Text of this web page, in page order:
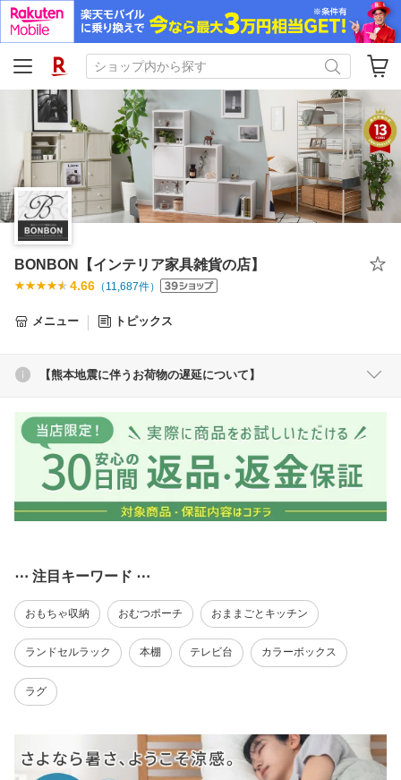
BONBON【インテリア家具雑貨の店】
4.66 （ 11,687件）
メニュー トピックス
【熊本地震に伴うお荷物の遅延について】
⋯ 注目キーワード ⋯
おもちゃ収納 おむつポーチ おままごとキッチン
ランドセルラック 本棚 テレビ台 カラーボックス
ラグ